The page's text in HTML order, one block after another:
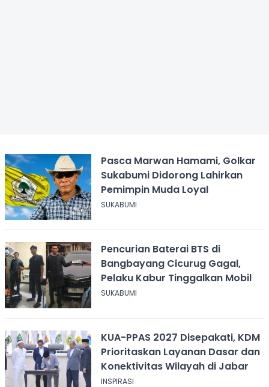
Pasca Marwan Hamami, Golkar
Sukabumi Didorong Lahirkan
Pemimpin Muda Loyal
SUKABUMI
Pencurian Baterai BTS di
Bangbayang Cicurug Gagal,
Pelaku Kabur Tinggalkan Mobil
SUKABUMI
KUA-PPAS 2027 Disepakati, KDM
Prioritaskan Layanan Dasar dan
Konektivitas Wilayah di Jabar
INSPIRASI